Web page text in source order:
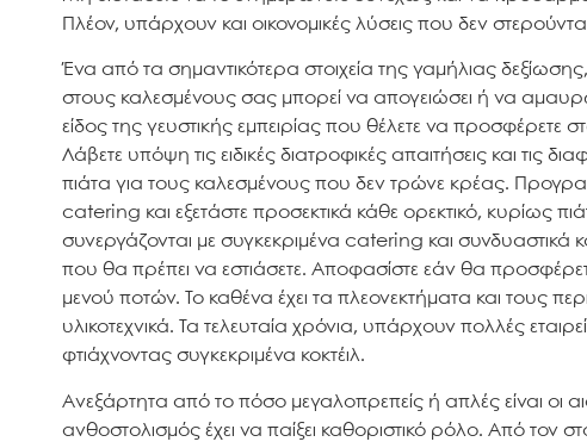
Πλέον, υπάρχουν και οικονομικές λύσεις που δεν
Ένα από τα σημαντικότερα στοιχεία της γαμήλιας
στους καλεσμένους σας μπορεί να απογειώσει ή να
είδος της γευστικής εμπειρίας που θέλετε να
Λάβετε υπόψη τις ειδικές διατροφικές απαιτήσεις και τις
πιάτα για τους καλεσμένους που δεν τρώνε κρέας.
catering και εξετάστε προσεκτικά κάθε ορεκτικό, κυρίως
συνεργάζονται με συγκεκριμένα catering και συνδυαστικά
που θα πρέπει να εστιάσετε. Αποφασίστε εάν θα
μενού ποτών. Το καθένα έχει τα πλεονεκτήματα και τους
υλικοτεχνικά. Τα τελευταία χρόνια, υπάρχουν πολλές
φτιάχνοντας συγκεκριμένα κοκτέιλ.
Ανεξάρτητα από το πόσο μεγαλοπρεπείς ή απλές είναι οι
ανθοστολισμός έχει να παίξει καθοριστικό ρόλο. Από τον